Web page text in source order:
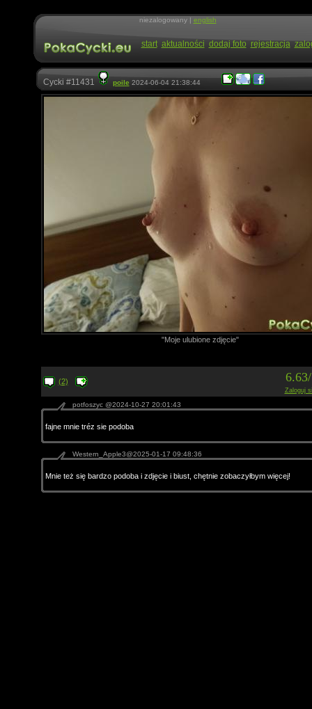
niezalogowany | english
start aktualności dodaj foto rejestracja
Cycki #11431 poile 2024-06-04 21:38:44
"Moje ulubione zdjęcie"
(2)
Zaloguj
potfoszyc @2024-10-27 20:01:43
fajne mnie tréz sie podoba
Western_Apple3@2025-01-17 09:48:36
Mnie też się bardzo podoba i zdjęcie i biust, chętnie zobaczyłbym więcej!